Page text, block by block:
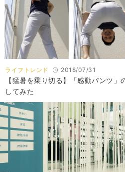
ライフトレンド 2018/07/31
【猛暑を乗り切る】「感動パンツ
してみた